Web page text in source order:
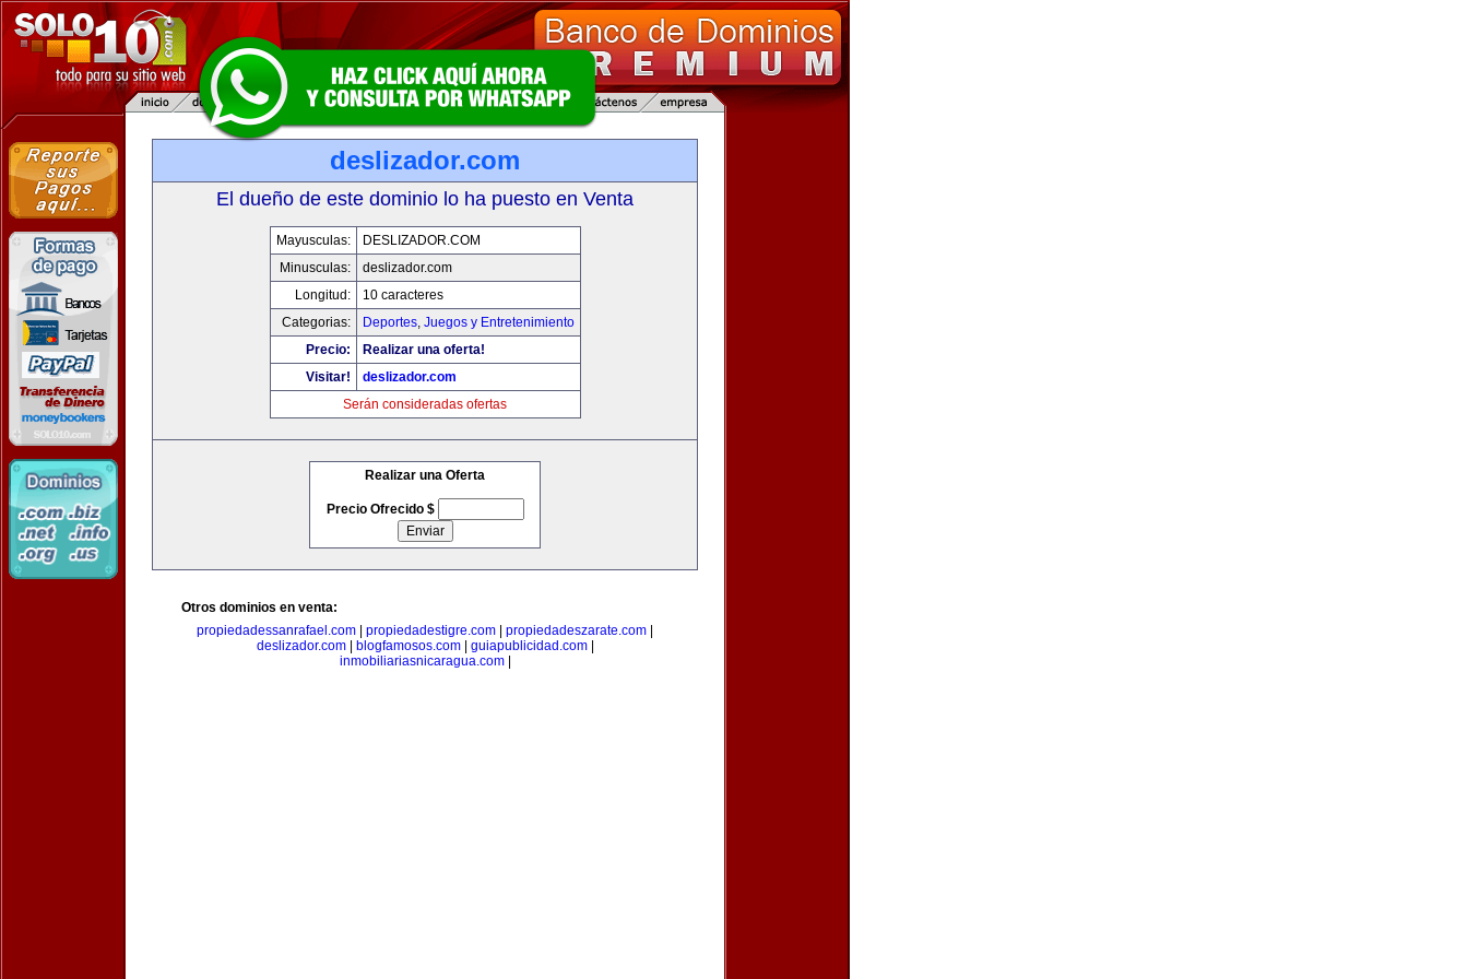
deslizador.com
El dueño de este dominio lo ha puesto en Venta
Mayusculas:
DESLIZADOR.COM
Minusculas:
deslizador.com
Longitud:
10 caracteres
Categorias:
Deportes, Juegos y Entretenimiento
Precio:
Realizar una oferta!
Visitar!
deslizador.com
Serán consideradas ofertas
Realizar una Oferta
Precio Ofrecido $
Otros dominios en venta:
propiedadessanrafael.com
propiedadestigre.com propiedadeszarate.com
deslizador.com| blogfamosos.com| guiapublicidad.com|
inmobiliariasnicaragua.com|